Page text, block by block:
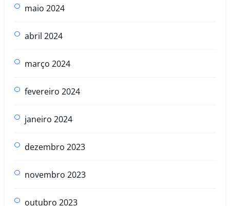
maio 2024
abril 2024
março 2024
fevereiro 2024
janeiro 2024
dezembro 2023
novembro 2023
outubro 2023